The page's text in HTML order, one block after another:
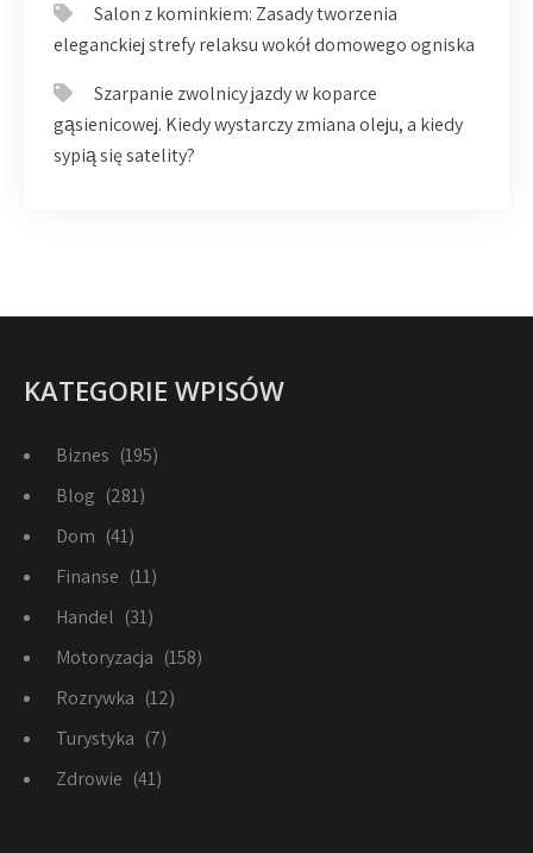
Salon z kominkiem: Zasady tworzenia
eleganckiej strefy relaksu wokół domowego ogniska
Szarpanie zwolnicy jazdy w koparce
gąsienicowej. Kiedy wystarczy zmiana oleju, a kiedy
sypią się satelity?
KATEGORIE WPISÓW
Biznes (195)
Blog (281)
Dom (41)
Finanse (11)
Handel (31)
Motoryzacja (158)
Rozrywka (12)
Turystyka (7)
Zdrowie (41)